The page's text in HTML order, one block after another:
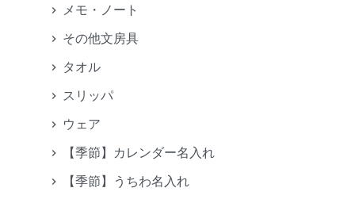
メモ・ノート
その他文房具
タオル
スリッパ
ウェア
【季節】カレンダー名入れ
【季節】うちわ名入れ